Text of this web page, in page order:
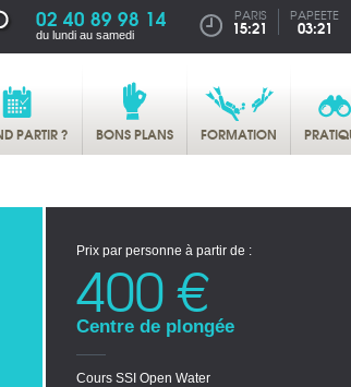
02 40 89 98 14
du lundi au samedi
PARIS
15:21
PAPEETE
03:21
PARTIR ? BONS PLANS FORMATION
Prix par personne à partir de :
400 €
Centre de plongée
Cours SSI Open Water